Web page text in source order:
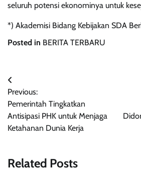
seluruh potensi ekonominya untuk
*) Akademisi Bidang Kebijakan SDA
Posted in BERITA TERBARU
Navigasi
pos
Previous:
Pemerintah Tingkatkan
Antisipasi PHK untuk Menjaga
Ketahanan Dunia Kerja
Related Posts